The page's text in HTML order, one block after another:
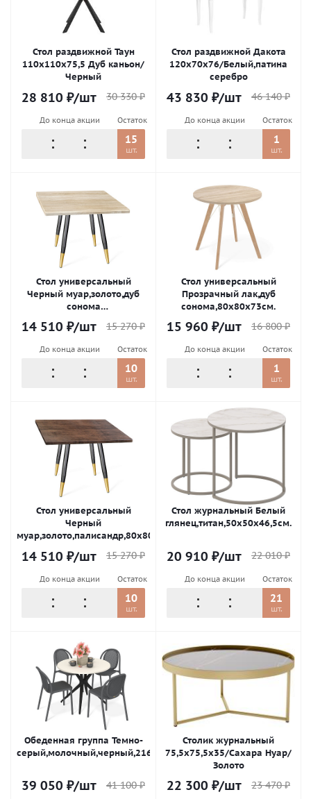
Стол раздвижной Таун
110х110х75,5 Дуб каньон/
Черный
28 810 ₽/шт 30 330₽
До конца акции Остаток
15
шт.
Стол раздвижной Дакота
120х70х76/Белый,патина
серебро
43 830 ₽/шт 46 140₽
До конца акции Остаток
1
шт.
Стол универсальный
Черный муар,золото,дуб
сонома
светлый,80х80х75,2см.
14 510 ₽/шт 15 270₽
До конца акции Остаток
10
шт.
Стол универсальный
Прозрачный лак,дуб
сонома,80х80х73см.
15 960 ₽/шт 16 800₽
До конца акции Остаток
1
шт.
Стол универсальный
Черный
муар,золото,палисандр,80х80х75,2см.
14 510 ₽/шт 15 270₽
До конца акции Остаток
10
шт.
Стол журнальный Белый
глянец,титан,50х50х46,5см.
20 910 ₽/шт 22 010₽
До конца акции Остаток
21
шт.
Обеденная группа Темно-
серый,молочный,черный,216х216х82см.
39 050 ₽/шт 41 100₽
Столик журнальный
75,5х75,5х35/Сахара Нуар/
Золото
22 300 ₽/шт 23 470₽